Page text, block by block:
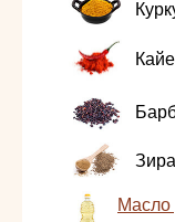
Зира
Масло